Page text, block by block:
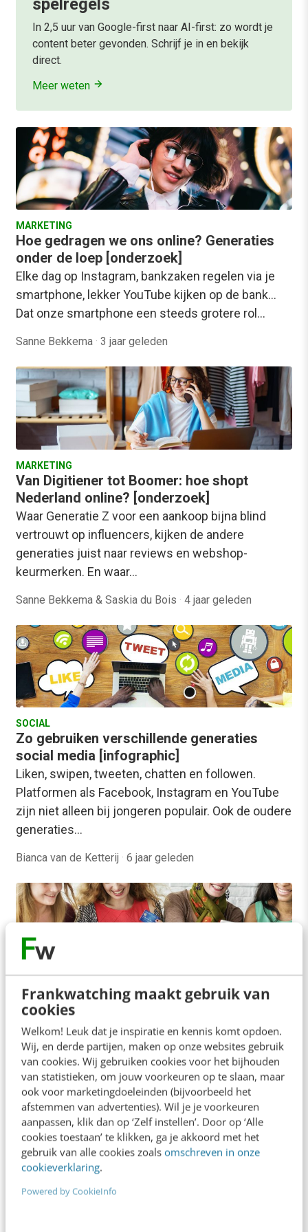
Frankwatching maakt gebruik van
cookies
Welkom! Leuk dat je inspiratie en kennis komt opdoen.
Wij, en derde partijen, maken op onze websites gebruik
van cookies. Wij gebruiken cookies voor het bijhouden
van statistieken, om jouw voorkeuren op te slaan, maar
ook voor marketingdoeleinden (bijvoorbeeld het
afstemmen van advertenties). Wil je je voorkeuren
aanpassen, klik dan op ‘Zelf instellen’. Door op ‘Alle
cookies toestaan’ te klikken, ga je akkoord met het
gebruik van alle cookies zoals omschreven in onze
cookieverklaring.
Powered by CookieInfo
spelregels
In 2,5 uur van Google-first naar AI-first: zo wordt je
content beter gevonden. Schrijf je in en bekijk
direct.
Meer weten
MARKETING
Hoe gedragen we ons online? Generaties
onder de loep [onderzoek]
Elke dag op Instagram, bankzaken regelen via je
smartphone, lekker YouTube kijken op de bank…
Dat onze smartphone een steeds grotere rol…
Sanne Bekkema · 3 jaar geleden
MARKETING
Van Digitiener tot Boomer: hoe shopt
Nederland online? [onderzoek]
Waar Generatie Z voor een aankoop bijna blind
vertrouwt op influencers, kijken de andere
generaties juist naar reviews en webshop-
keurmerken. En waar…
Sanne Bekkema & Saskia du Bois · 4 jaar geleden
SOCIAL
Zo gebruiken verschillende generaties
social media [infographic]
Liken, swipen, tweeten, chatten en followen.
Platformen als Facebook, Instagram en YouTube
zijn niet alleen bij jongeren populair. Ook de oudere
generaties…
Bianca van de Ketterij · 6 jaar geleden
Hoe shopt Nederland online? [onderzoek]
Shoppen tot we droppen, maar dan graag vanuit
onze luie stoel. Inmiddels koopt echt bijna
iedereen (94%) online en floreert de e-commerce…
Lianne Worrell & Laura Hafkamp· 7 jaar geleden